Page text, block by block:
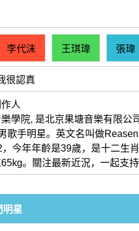
李代沫 王琪瑋 張瑋
很認真
人
學院, 是北京果塘音樂有限公
歌手明星。英文名叫做
今年年齡是39歲，是十二生
。關注最新近況，一起支持
明星